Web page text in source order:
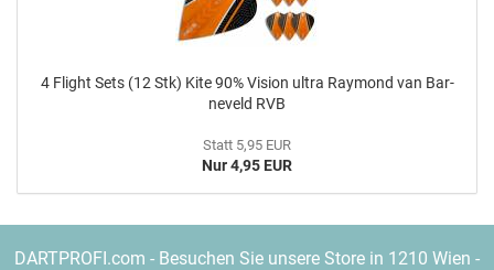
4 Flight Sets (12 Stk) Kite 90% Vi­si­on ultra Ray­mond van Bar­
ne­veld RVB
Statt 5,95 EUR
Nur 4,95 EUR
DARTPROFI.com - Besuchen Sie unsere Store in 1210 Wien -